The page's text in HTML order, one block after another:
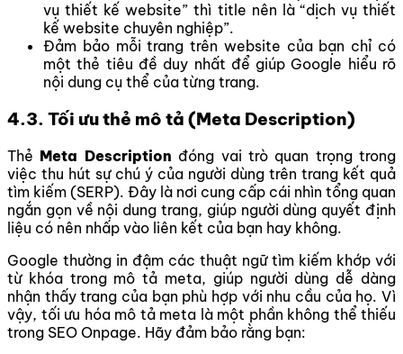
vụ thiết kế website” thì title nên là “dịch vụ thiết
kế website chuyên nghiệp”.
Đảm bảo mỗi trang trên website của bạn chỉ có
một thẻ tiêu đề duy nhất để giúp Google hiểu rõ
nội dung cụ thể của từng trang.
4.3. Tối ưu thẻ mô tả (Meta Description)
Thẻ Meta Description đóng vai trò quan trọng trong
việc thu hút sự chú ý của người dùng trên trang kết quả
tìm kiếm (SERP). Đây là nơi cung cấp cái nhìn tổng quan
ngắn gọn về nội dung trang, giúp người dùng quyết định
liệu có nên nhấp vào liên kết của bạn hay không.
Google thường in đậm các thuật ngữ tìm kiếm khớp với
từ khóa trong mô tả meta, giúp người dùng dễ dàng
nhận thấy trang của bạn phù hợp với nhu cầu của họ. Vì
vậy, tối ưu hóa mô tả meta là một phần không thể thiếu
trong SEO Onpage. Hãy đảm bảo rằng bạn: